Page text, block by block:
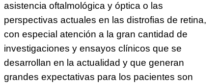
asistencia oftalmológica y óptica o las
perspectivas actuales en las distrofias de retina,
con especial atención a la gran cantidad de
investigaciones y ensayos clínicos que se
desarrollan en la actualidad y que generan
grandes expectativas para los pacientes son